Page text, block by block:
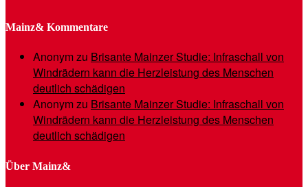
Mainz& Kommentare
Anonymzu Brisante Mainzer Studie: Infraschall von
Windrädern kann die Herzleistung des Menschen
deutlich schädigen
Anonymzu Brisante Mainzer Studie: Infraschall von
Windrädern kann die Herzleistung des Menschen
deutlich schädigen
Über Mainz&